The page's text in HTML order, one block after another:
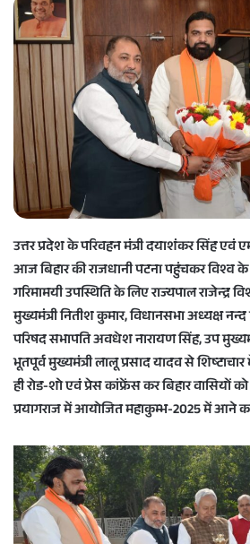
a
n
e
m
a
उत्तर प्रदेश के परिवहन मंत्री दयाशंकर सिंह एवं
आज बिहार की राजधानी पटना पहुंचकर विश्व
गरिमामयी उपस्थिति के लिए राज्यपाल राजेन्द्र
मुख्यमंत्री नितीश कुमार, विधानसभा अध्यक्ष
परिषद सभापति अवधेश नारायण सिंह, उप
भूतपूर्व मुख्यमंत्री लालू प्रसाद यादव से
ही रोड-शो एवं प्रेस कांफ्रेंस कर बिहार
प्रयागराज में आयोजित महाकुम्भ-2025 में आने